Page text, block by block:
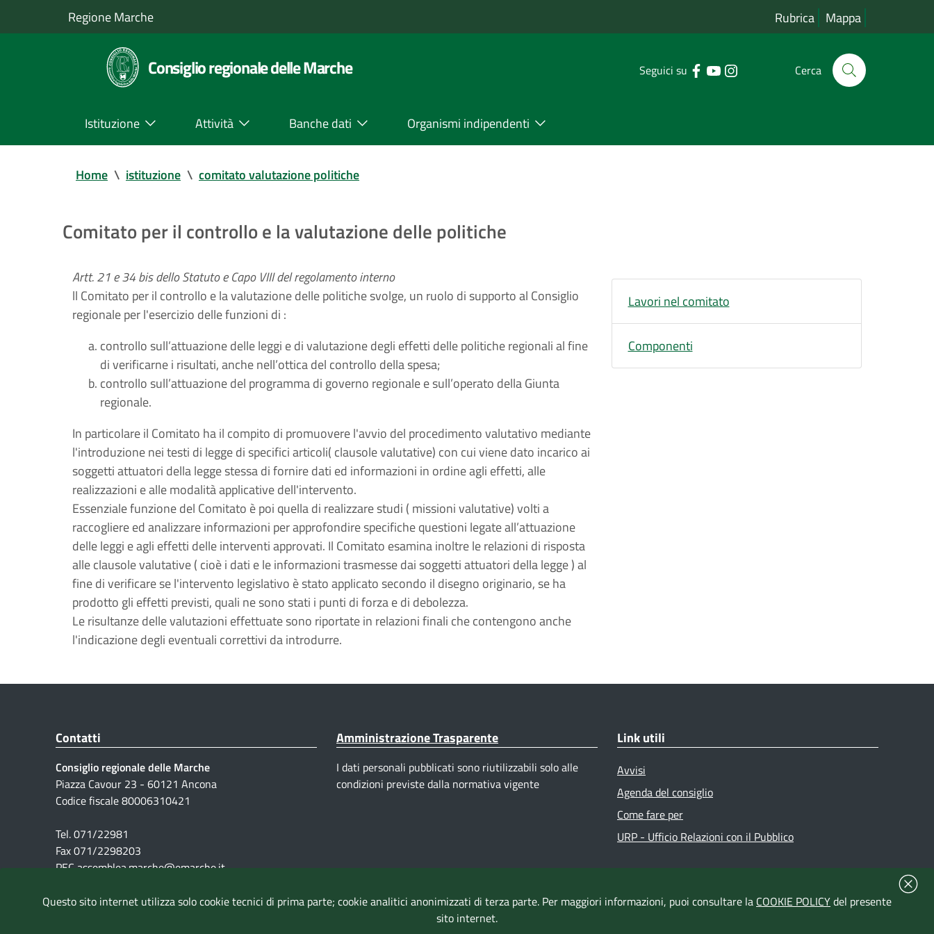
Regione Marche Rubrica Mappa
Consiglio regionale delle Marche Seguici su Cerca
Istituzione Attività Banche dati Organismi indipendenti
Home \ istituzione \ comitato valutazione politiche
Comitato per il controllo e la valutazione delle politiche
Artt. 21 e 34 bis dello Statuto e Capo VIII del regolamento interno
ll Comitato per il controllo e la valutazione delle politiche svolge, un ruolo di supporto al Consiglio
regionale per l'esercizio delle funzioni di :
controllo sull’attuazione delle leggi e di valutazione degli effetti delle politiche regionali al fine
di verificarne i risultati, anche nell’ottica del controllo della spesa;
controllo sull’attuazione del programma di governo regionale e sull’operato della Giunta
regionale.
In particolare il Comitato ha il compito di promuovere l'avvio del procedimento valutativo mediante
l'introduzione nei testi di legge di specifici articoli( clausole valutative) con cui viene dato incarico ai
soggetti attuatori della legge stessa di fornire dati ed informazioni in ordine agli effetti, alle
realizzazioni e alle modalità applicative dell'intervento.
Essenziale funzione del Comitato è poi quella di realizzare studi ( missioni valutative) volti a
raccogliere ed analizzare informazioni per approfondire specifiche questioni legate all’attuazione
delle leggi e agli effetti delle interventi approvati. Il Comitato esamina inoltre le relazioni di risposta
alle clausole valutative ( cioè i dati e le informazioni trasmesse dai soggetti attuatori della legge ) al
fine di verificare se l'intervento legislativo è stato applicato secondo il disegno originario, se ha
prodotto gli effetti previsti, quali ne sono stati i punti di forza e di debolezza.
Le risultanze delle valutazioni effettuate sono riportate in relazioni finali che contengono anche
l'indicazione degli eventuali correttivi da introdurre.
Lavori nel comitato
Componenti
Contatti
Consiglio regionale delle Marche
Piazza Cavour 23 - 60121 Ancona
Codice fiscale 80006310421
Tel. 071/22981
Fax 071/2298203
PEC assemblea.marche@emarche.it
Amministrazione Trasparente
I dati personali pubblicati sono riutilizzabili solo alle
condizioni previste dalla normativa vigente
Link utili
Avvisi
Agenda del consiglio
Come fare per
URP - Ufficio Relazioni con il Pubblico
Questo sito internet utilizza solo cookie tecnici di prima parte; cookie analitici anonimizzati di terza parte. Per maggiori informazioni, puoi consultare la COOKIE POLICYdel presente
sito internet.